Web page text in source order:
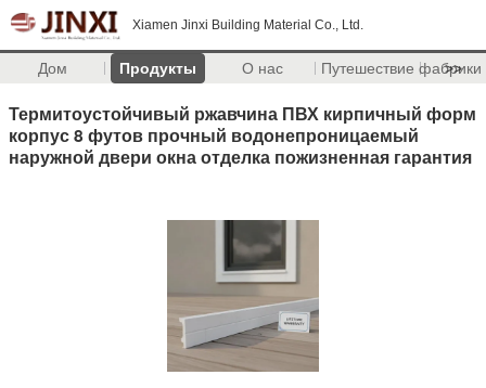
Xiamen Jinxi Building Material Co., Ltd.
Дом Продукты О нас Путешествие фабрики
>>
Термитоустойчивый ржавчина ПВХ кирпичный форм
корпус 8 футов прочный водонепроницаемый
наружной двери окна отделка пожизненная гарантия